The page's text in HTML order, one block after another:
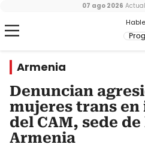
07 ago 2026
Armenia
Denuncian
mujeres trans
del CAM, sede
Armenia